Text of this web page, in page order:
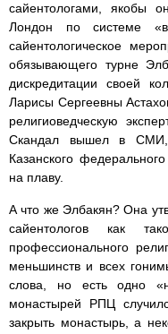
сайентологами, якобы
Лондон по системе
сайентологическое
обязывающего турне
дискредитации своей
Ларисы Сергеевны
религиоведческую
Скандал вышел в СМИ,
Казанского
на плаву.
А что же Элбакян? Она
сайентологов как
профессионального
меньшинств и всех
слова, но есть одно
монастырей РПЦ
закрыть монастырь, а